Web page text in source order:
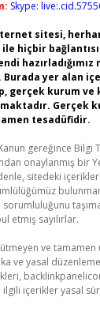
Skype:
sitesi,
hiçbir
Burada yer alan
gerçek kurum ve
Gerçek
tesadüfidir.
Kanun gereğince
onaylanmış bir
sitedeki
sorumluluğunu
etmiş sayılırlar.
ve
ve yasal
içerikler yasal